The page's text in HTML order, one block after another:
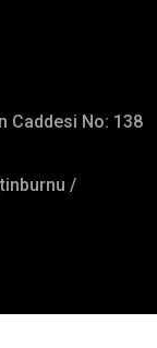
Caddesi No: 138
/